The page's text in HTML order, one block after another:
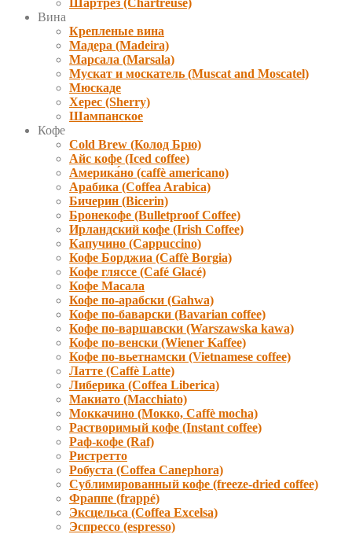
Вина
Крепленые вина
Мадера (Madeira)
Марсала (Marsala)
Мускат и москатель (Muscat and Moscatel)
Мюскаде
Херес (Sherry)
Шампанское
Кофе
Cold Brew (Колод Брю)
Айс кофе (Iced coffee)
Америка́но (caffè americano)
Арабика (Coffea Arabica)
Бичерин (Bicerin)
Бронекофе (Bulletproof Coffee)
Ирландский кофе (Irish Coffee)
Капучино (Cappuccino)
Кофе Борджиа (Caffè Borgia)
Кофе гляссе (Café Glacé)
Кофе Масала
Кофе по-арабски (Gahwa)
Кофе по-баварски (Bavarian coffee)
Кофе по-варшавски (Warszawska kawa)
Кофе по-венски (Wiener Kaffee)
Кофе по-вьетнамски (Vietnamese coffee)
Латте (Caffè Latte)
Либерика (Coffea Liberica)
Макиато (Macchiato)
Моккачино (Мокко, Caffè mocha)
Растворимый кофе (Instant coffee)
Раф-кофе (Raf)
Ристретто
Робуста (Coffea Canephora)
Сублимированный кофе (freeze-dried coffee)
Фраппе (frappé)
Эксцельса (Coffea Excelsa)
Эспрессо (espresso)